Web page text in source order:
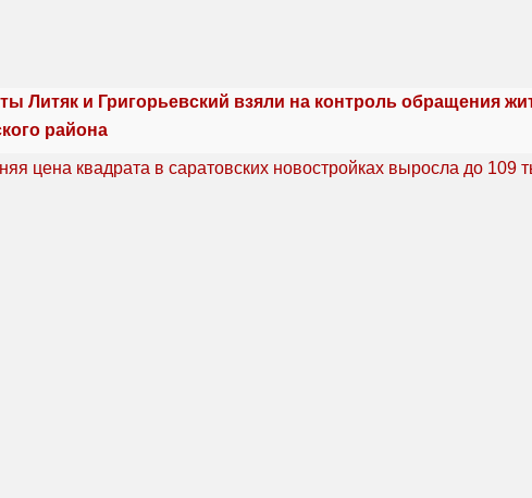
Литяк и Григорьевский взяли на контроль обращения
района